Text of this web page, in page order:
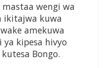
wengi wa
ikitajwa kuwa
amekuwa
kipesa hivyo
Bongo.